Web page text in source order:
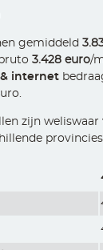
gemiddeld
3.428 euro/
& internet
zijn weliswaar